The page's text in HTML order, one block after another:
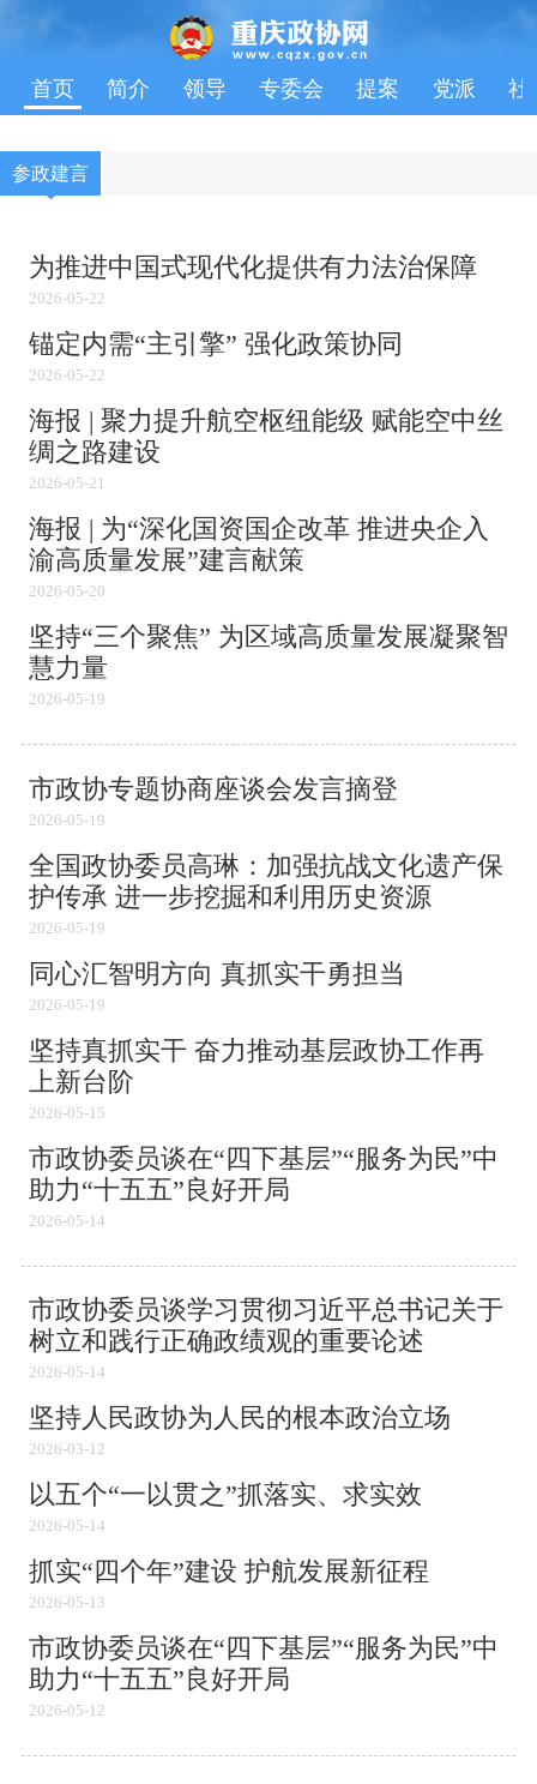
首页 简介 领导 专委会 提案 党派 社
参政建言
为推进中国式现代化提供有力法治保障
2026-05-22
锚定内需“主引擎” 强化政策协同
2026-05-22
海报 | 聚力提升航空枢纽能级 赋能空中丝
绸之路建设
2026-05-21
海报 | 为“深化国资国企改革 推进央企入
渝高质量发展”建言献策
2026-05-20
坚持“三个聚焦” 为区域高质量发展凝聚智
慧力量
2026-05-19
市政协专题协商座谈会发言摘登
2026-05-19
全国政协委员高琳：加强抗战文化遗产保
护传承 进一步挖掘和利用历史资源
2026-05-19
同心汇智明方向 真抓实干勇担当
2026-05-19
坚持真抓实干 奋力推动基层政协工作再
上新台阶
2026-05-15
市政协委员谈在“四下基层”“服务为民”中
助力“十五五”良好开局
2026-05-14
市政协委员谈学习贯彻习近平总书记关于
树立和践行正确政绩观的重要论述
2026-05-14
坚持人民政协为人民的根本政治立场
2026-03-12
以五个“一以贯之”抓落实、求实效
2026-05-14
抓实“四个年”建设 护航发展新征程
2026-05-13
市政协委员谈在“四下基层”“服务为民”中
助力“十五五”良好开局
2026-05-12